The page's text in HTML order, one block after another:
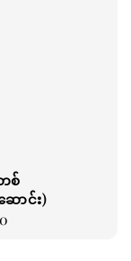
စ်
ောင်း)